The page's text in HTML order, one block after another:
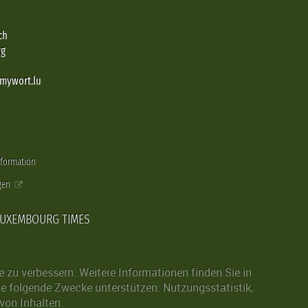
TIMES
verbessern. Weitere Informationen finden Sie in
folgende Zwecke unterstützen: Nutzungsstatistik,
Inhalten.